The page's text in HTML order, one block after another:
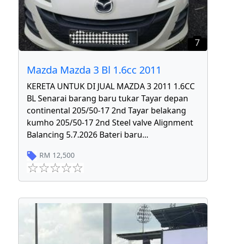
7
Mazda Mazda 3 Bl 1.6cc 2011
KERETA UNTUK DI JUAL MAZDA 3 2011 1.6CC
BL Senarai barang baru tukar Tayar depan
continental 205/50-17 2nd Tayar belakang
kumho 205/50-17 2nd Steel valve Alignment
Balancing 5.7.2026 Bateri baru...
RM 12,500